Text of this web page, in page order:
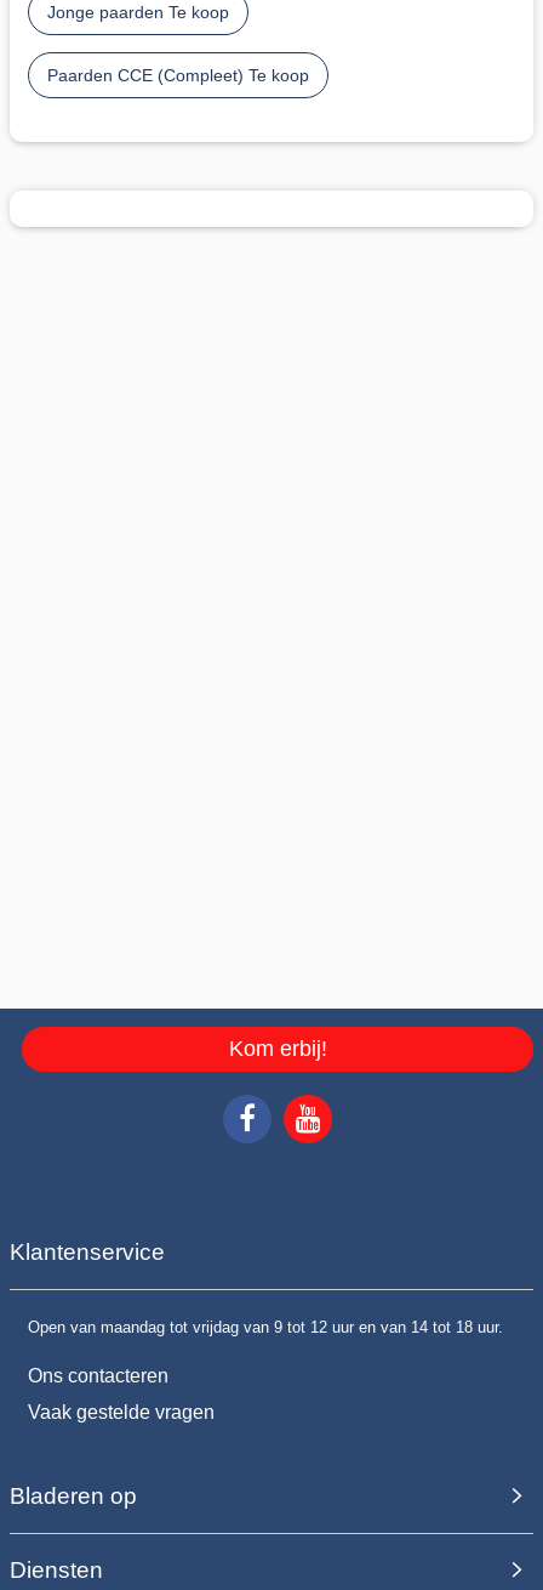
Jonge paarden Te koop
Paarden CCE (Compleet) Te koop
Kom erbij!
Klantenservice
Open van maandag tot vrijdag van 9 tot 12 uur en van 14 tot 18 uur.
Ons contacteren
Vaak gestelde vragen
Bladeren op
Diensten